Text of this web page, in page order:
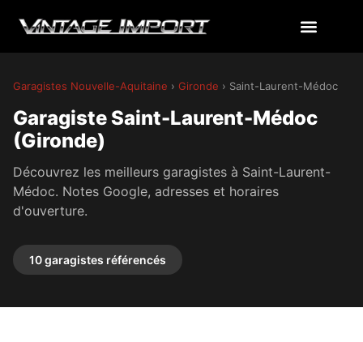
Garagistes Nouvelle-Aquitaine › Gironde › Saint-Laurent-Médoc
Garagiste Saint-Laurent-Médoc
(Gironde)
Découvrez les meilleurs garagistes à Saint-Laurent-
Médoc. Notes Google, adresses et horaires
d'ouverture.
10 garagistes référencés